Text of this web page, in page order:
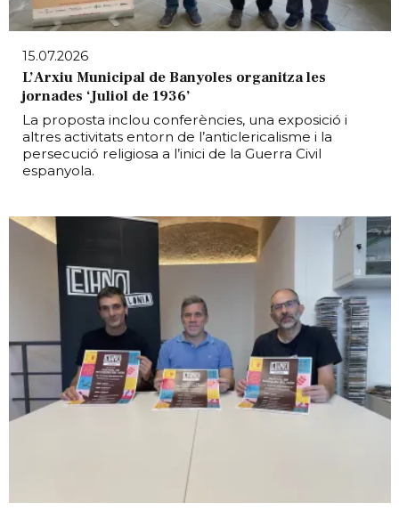
15.07.2026
L’Arxiu Municipal de Banyoles organitza les
jornades ‘Juliol de 1936’
La proposta inclou conferències, una exposició i
altres activitats entorn de l’anticlericalisme i la
persecució religiosa a l’inici de la Guerra Civil
espanyola.